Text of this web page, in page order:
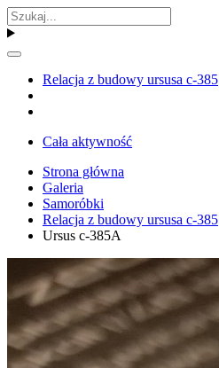
Relacja z budowy ursusa c-385
Cała aktywność
Strona główna
Galeria
Samoróbki
Relacja z budowy ursusa c-385
Ursus c-385A